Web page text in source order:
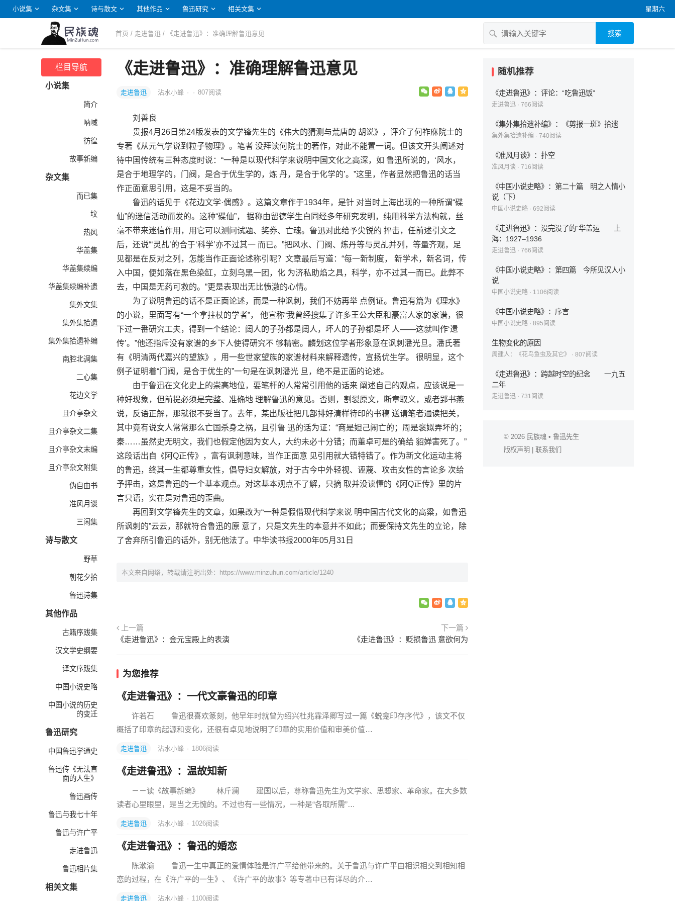
小说集 杂文集 诗与散文 其他作品 鲁迅研究 相关文集 星期六
首页 / 走进鲁迅 / 《走进鲁迅》：准确理解鲁迅意见 搜索
栏目导航
小说集
简介
呐喊
彷徨
故事新编
杂文集
而已集
坟
热风
华盖集
华盖集续编
华盖集续编补遗
集外文集
集外集拾遗
集外集拾遗补编
南腔北调集
二心集
花边文学
且介亭杂文
且介亭杂文二集
且介亭杂文末编
且介亭杂文附集
伪自由书
准风月谈
三闲集
诗与散文
野草
朝花夕拾
鲁迅诗集
其他作品
古籍序跋集
汉文学史纲要
译文序跋集
中国小说史略
中国小说的历史
的变迁
鲁迅研究
中国鲁迅学通史
鲁迅传《无法直
面的人生》
鲁迅画传
鲁迅与我七十年
鲁迅与许广平
走进鲁迅
鲁迅相片集
相关文集
《走进鲁迅》：准确理解鲁迅意见
走进鲁迅 沾水小蜂 · · 807阅读
刘善良
贵报4月26日第24版发表的文学锋先生的《伟大的猜测与荒唐的 胡说》，评介了何祚庥院士的
专著《从元气学说到粒子物理》。笔者 没拜读何院士的著作，对此不能置一词。但该文开头阐述对
待中国传统有三种态度时说：“一种是以现代科学来说明中国文化之高深，如 鲁迅所说的，‘风水，
是合于地理学的，门阀，是合于优生学的，炼 丹，是合于化学的’。”这里，作者显然把鲁迅的话当
作正面意思引用，这是不妥当的。
鲁迅的话见于《花边文学·偶感》。这篇文章作于1934年，是针 对当时上海出现的一种所谓“碟
仙”的迷信活动而发的。这种“碟仙”， 据称由留德学生白同经多年研究发明，纯用科学方法构就，丝
毫不带来迷信作用，用它可以测问试题、奖券、亡魂。鲁迅对此给予尖锐的 抨击，任前述引文之
后，还说“‘灵乩’的合于‘科学’亦不过其一 而已。”把风水、门阀、炼丹等与灵乩并列，等量齐观，足
见都是在反对之列，怎能当作正面论述称引呢？文章最后写道：“每一新制度， 新学术，新名词，传
入中国，便如落在黑色染缸，立刻乌黑一团，化 为济私助焰之具，科学，亦不过其一而已。此弊不
去，中国是无药可救的。”更是表现出无比愤激的心情。
为了说明鲁迅的话不是正面论述，而是一种讽刺，我们不妨再举 点例证。鲁迅有篇为《理水》
的小说，里面写有“一个拿拄杖的学者”， 他宣称“我曾经搜集了许多王公大臣和豪富人家的家谱，很
下过一番研究工夫，得到一个结论：阔人的子孙都是阔人，坏人的子孙都是坏 人——这就叫作‘遗
传’。”他还指斥没有家谱的乡下人使得研究不 够精密。麟划这位学者形象意在讽刺潘光旦。潘氏著
有《明清两代嘉兴的望族》，用一些世家望族的家谱材料来解释遗传，宣扬优生学。 很明显，这个
例子证明着“门阀，是合于优生的”一句是在讽刺潘光 旦，绝不是正面的论述。
由于鲁迅在文化史上的崇高地位，耍笔杆的人常常引用他的话来 阐述自己的观点，应该说是一
种好现象，但前提必须是完整、准确地 理解鲁迅的意见。否则，割裂原文，断章取义，或者郢书燕
说，反语正解，那就很不妥当了。去年，某出版社把几部排好清样待印的书稿 送请笔者通读把关，
其中竟有说女人常常那么亡国杀身之祸，且引鲁 迅的话为证：“商是妲己闹亡的；周是褒姒弄坏的；
秦……虽然史无明文，我们也假定他因为女人，大约未必十分错；而董卓可是的确给 貂婵害死了。”
这段话出自《阿Q正传》，富有讽刺意味，当作正面意 见引用就大错特错了。作为新文化运动主将
的鲁迅，终其一生都尊重女性，倡导妇女解放，对于古今中外轻视、诬蔑、攻击女性的言论多 次给
予抨击，这是鲁迅的一个基本观点。对这基本观点不了解，只摘 取并没读懂的《阿Q正传》里的片
言只语，实在是对鲁迅的歪曲。
再回到文学锋先生的文章，如果改为“一种是假借现代科学来说 明中国古代文化的高粱，如鲁迅
所讽刺的”云云，那就符合鲁迅的原 意了，只是文先生的本意并不如此；而要保持文先生的立论，除
了舍弃所引鲁迅的话外，别无他法了。中华读书报2000年05月31日
本文来自网络，转载请注明出处： https://www.minzuhun.com/article/1240
上一篇
《走进鲁迅》：金元宝殿上的表演
下一篇
《走进鲁迅》：贬损鲁迅 意欲何为
为您推荐
《走进鲁迅》：一代文豪鲁迅的印章
许若石 鲁迅很喜欢篆刻，他早年时就曾为绍兴杜兆霖泽卿写过一篇《蜕龛印存序代》，该文不仅
概括了印章的起源和变化，还很有卓见地说明了印章的实用价值和审美价值…
走进鲁迅 沾水小蜂 · 1806阅读
《走进鲁迅》：温故知新
－－读《故事新编》 林斤澜 建国以后，尊称鲁迅先生为文学家、思想家、革命家。在大多数
读者心里眼里，是当之无愧的。不过也有一些情况，一种是“各取所需”…
走进鲁迅 沾水小蜂 · 1026阅读
《走进鲁迅》：鲁迅的婚恋
陈漱渝 鲁迅一生中真正的爱情体验是许广平给他带来的。关于鲁迅与许广平由相识相交到相知相
恋的过程，在《许广平的一生》、《许广平的故事》等专著中已有详尽的介…
走进鲁迅 沾水小蜂 · 1100阅读
随机推荐
《走进鲁迅》：评论：“吃鲁迅饭”
走进鲁迅 · 766阅读
《集外集拾遗补编》：《剪报一斑》拾遗
集外集拾遗补编 · 740阅读
《准风月谈》：扑空
准风月谈 · 716阅读
《中国小说史略》：第二十篇 明之人情小
说（下）
中国小说史略 · 692阅读
《走进鲁迅》：没完没了的“华盖运 上
海：1927–1936
走进鲁迅 · 766阅读
《中国小说史略》：第四篇 今所见汉人小
说
中国小说史略 · 1106阅读
《中国小说史略》：序言
中国小说史略 · 895阅读
生物变化的原因
周建人：《花鸟鱼虫及其它》 · 807阅读
《走进鲁迅》：跨越时空的纪念 一九五
二年
走进鲁迅 · 731阅读
© 2026 民族魂 • 鲁迅先生
版权声明
联系我们